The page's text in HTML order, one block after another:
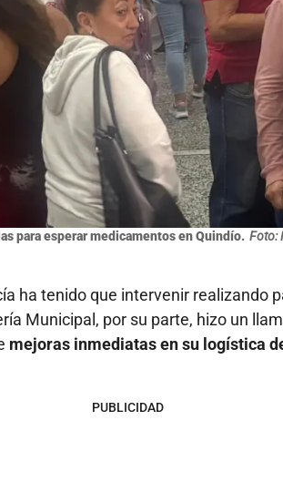
para esperar medicamentos en Quindío. Foto:
ha tenido que intervenir realizando
Municipal, por su parte, hizo un
mejoras inmediatas en su logística
PUBLICIDAD